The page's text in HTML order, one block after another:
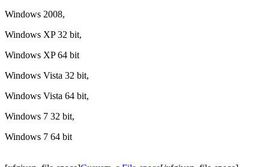
Windows 2008,
Windows XP 32 bit,
Windows XP 64 bit
Windows Vista 32 bit,
Windows Vista 64 bit,
Windows 7 32 bit,
Windows 7 64 bit